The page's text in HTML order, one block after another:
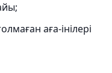
аға-інілері